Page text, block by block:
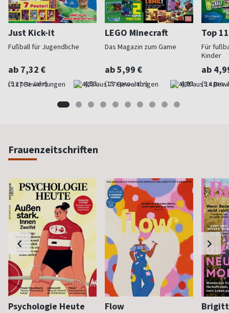
Just Kick-it
Fußball für Jugendliche
ab 7,32 €
(9 x pro Jahr) 4,53
LEGO Minecraft
Das Magazin zum Game
ab 5,99 €
(13 x pro Jahr) 4,93
Top 11
Für
Kinder
ab
(9 x pro
Frauenzeitschriften
Psychologie Heute Flow